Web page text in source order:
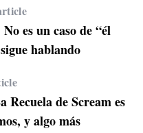
es un caso de “él
hablando
de Scream es
y algo más